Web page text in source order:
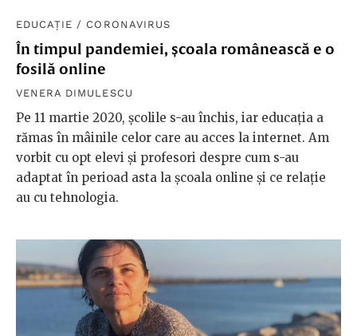
EDUCAȚIE / CORONAVIRUS
În timpul pandemiei, școala românească e o
fosilă online
VENERA DIMULESCU
Pe 11 martie 2020, școlile s-au închis, iar educația a
rămas în mâinile celor care au acces la internet. Am
vorbit cu opt elevi și profesori despre cum s-au
adaptat în perioad asta la școala online și ce relație
au cu tehnologia.